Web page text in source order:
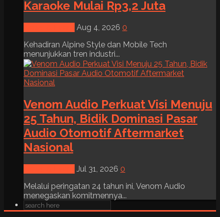
Karaoke Mulai Rp3,2 Juta
Aug 4, 2026 0
Kehadiran Alpine Style dan Mobile Tech
menunjukkan tren industri...
Venom Audio Perkuat Visi Menuju
25 Tahun, Bidik Dominasi Pasar
Audio Otomotif Aftermarket
Nasional
Jul 31, 2026 0
Melalui peringatan 24 tahun ini, Venom Audio
menegaskan komitmennya...